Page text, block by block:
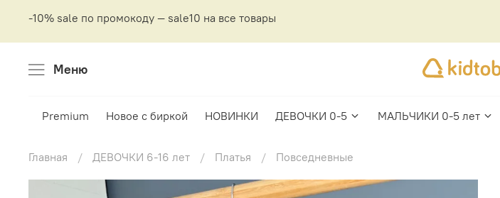
-10% sale по промокоду — sale10 на все товары
Меню
Premium Новое с биркой НОВИНКИ ДЕВОЧКИ 0-5 МАЛЬЧИКИ 0-5 лет
Главная ДЕВОЧКИ 6-16 лет Платья Повседневные